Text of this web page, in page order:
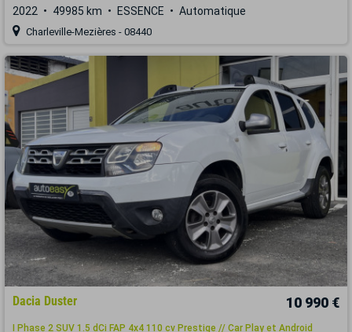
2022 49985 km ESSENCE Automatique
Charleville-Mezières - 08440
Dacia Duster 10 990 €
I Phase 2 SUV 1.5 dCi FAP 4x4 110 cv Prestige // Car Play et Android